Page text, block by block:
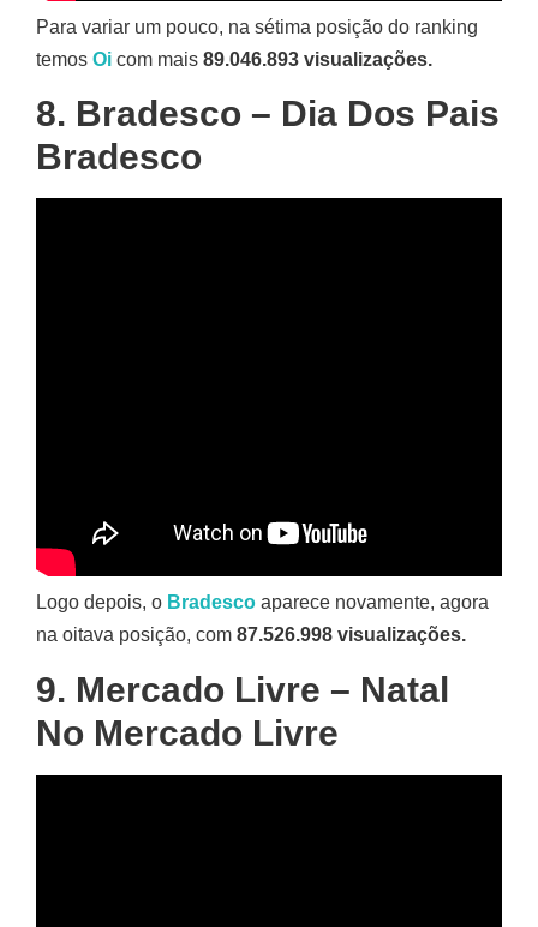
Para variar um pouco, na sétima posição do ranking
temos Oi com mais 89.046.893 visualizações.
8. Bradesco – Dia Dos Pais
Bradesco
Logo depois, o Bradesco aparece novamente, agora
na oitava posição, com 87.526.998 visualizações.
9. Mercado Livre – Natal
No Mercado Livre